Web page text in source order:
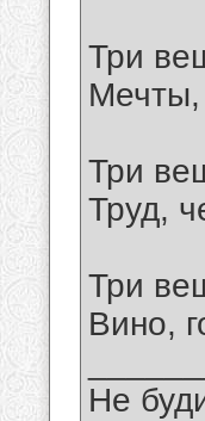
Три
Мечты,
Три
Труд,
Три
Вино,
Не